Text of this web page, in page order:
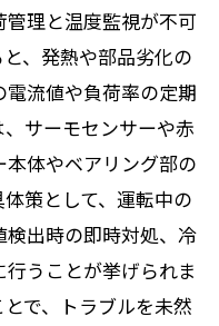
理と温度監視が不可
、発熱や部品劣化の
流値や負荷率の定期
サーモセンサーや赤
体やベアリング部の
策として、運転中の
出時の即時対処、冷
うことが挙げられま
で、トラブルを未然